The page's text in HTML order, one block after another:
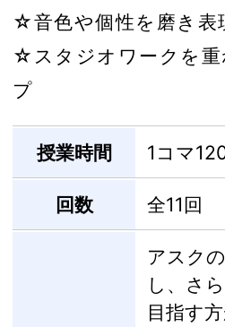
☆音色や個性を磨き表
☆スタジオワークを重
プ
授業時間 1コマ
回数 全11回
アスク
し、さ
目指す